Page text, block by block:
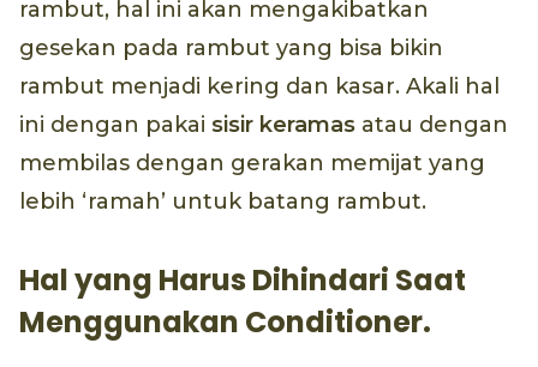
rambut, hal ini akan mengakibatkan
gesekan pada rambut yang bisa bikin
rambut menjadi kering dan kasar. Akali hal
ini dengan pakai sisir keramas atau dengan
membilas dengan gerakan memijat yang
lebih ‘ramah’ untuk batang rambut.
Hal yang Harus Dihindari Saat
Menggunakan Conditioner.